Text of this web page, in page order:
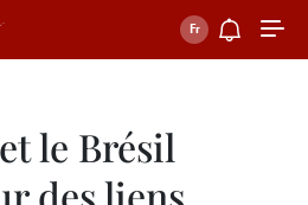
le Brésil